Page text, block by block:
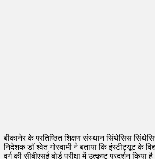
बीकानेर के प्रतिष्ठित शिक्षण संस्थान सिंथेसिस
निदेशक डॉ श्वेत गोस्वामी ने बताया कि इंस्टीट्यूट के
वर्ग की सीबीएसई बोर्ड परीक्षा में उत्कृष्ट प्रदर्शन किया